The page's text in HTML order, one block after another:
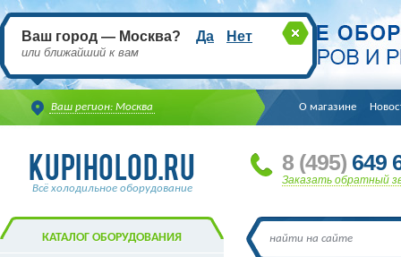
Ваш регион: Москва
Ваш город — Москва? Да Нет
или ближайший к вам
О магазине
Всё холодильное оборудование
8 (495) 649
Заказать обратный
КАТАЛОГ ОБОРУДОВАНИЯ